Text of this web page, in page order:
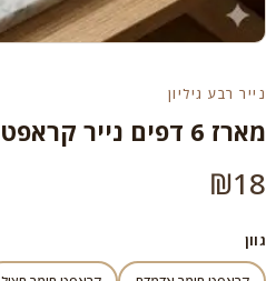
נייר רבע גיליון
מארז 6 דפים נייר קראפט
₪18
גוון